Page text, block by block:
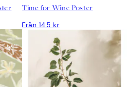
Time for Wine Poster
Från 145 kr